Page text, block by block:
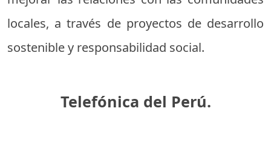
locales, a través de proyectos de desarrollo
sostenible y responsabilidad social.
Telefónica del Perú.